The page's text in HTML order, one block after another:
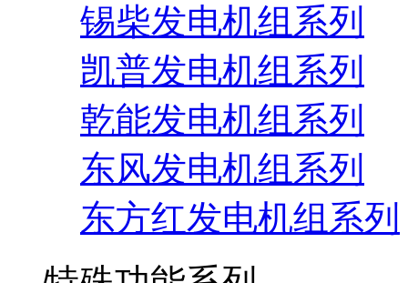
锡柴发电机组系列
凯普发电机组系列
乾能发电机组系列
东风发电机组系列
东方红发电机组系列